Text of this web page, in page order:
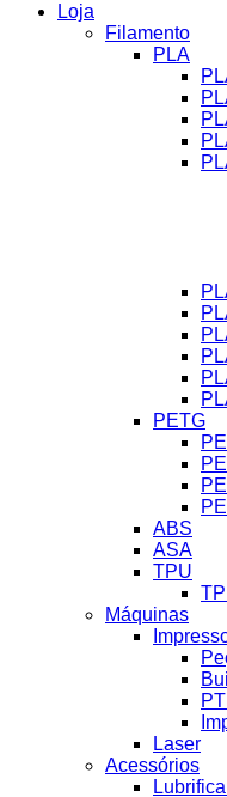
Loja
Filamento
PLA
PETG
ABS
ASA
TPU
Máquinas
Laser
Acessórios